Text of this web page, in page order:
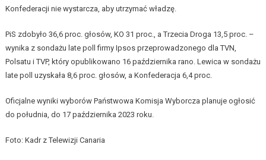
Konfederacji nie wystarcza, aby utrzymać władzę.
PiS zdobyło 36,6 proc. głosów, KO 31 proc., a Trzecia Droga 13,5 proc. –
wynika z sondażu late poll firmy Ipsos przeprowadzonego dla TVN,
Polsatu i TVP, który opublikowano 16 października rano. Lewica w sondażu
late poll uzyskała 8,6 proc. głosów, a Konfederacja 6,4 proc.
Oficjalne wyniki wyborów Państwowa Komisja Wyborcza planuje ogłosić
do południa, do 17 października 2023 roku.
Foto: Kadr z Telewizji Canaria